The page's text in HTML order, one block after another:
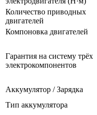
Количество приводных
двигателей
Компоновка двигателей
Гарантия на систему трёх
электрокомпонентов
Аккумулятор / Зарядка
Тип аккумулятора